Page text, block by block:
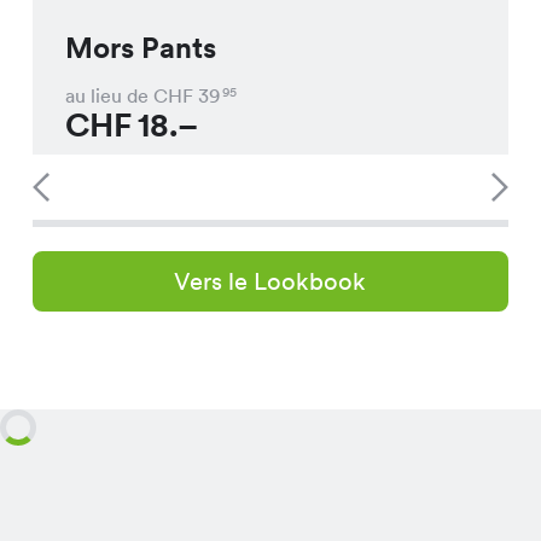
Mors Pants
au lieu de CHF 3995
CHF18.–
Vers le Lookbook